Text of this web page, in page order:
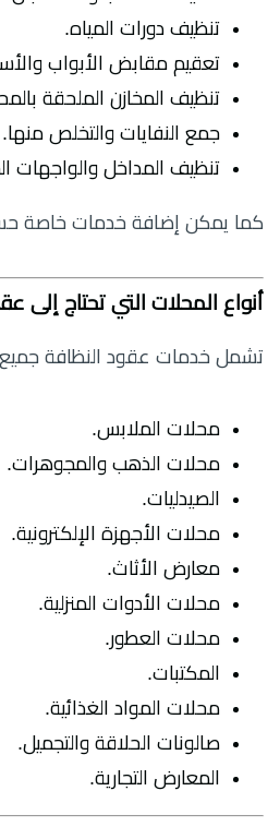
تنظيف دورات المياه.
تعقيم مقابض الأبواب
تنظيف المخازن الملحقة
جمع النفايات والتخلص منها.
تنظيف المداخل والواجهات
كما يمكن إضافة خدمات خاصة
أنواع المحلات التي تحتاج إلى
تشمل خدمات عقود النظافة جميع
محلات الملابس.
محلات الذهب والمجوهرات.
الصيدليات.
محلات الأجهزة الإلكترونية.
معارض الأثاث.
محلات الأدوات المنزلية.
محلات العطور.
المكتبات.
محلات المواد الغذائية.
صالونات الحلاقة والتجميل.
المعارض التجارية.